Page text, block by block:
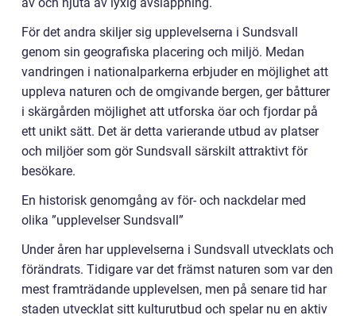
För det andra skiljer sig upplevelserna i Sundsvall
genom sin geografiska placering och miljö. Medan
vandringen i nationalparkerna erbjuder en möjlighet att
uppleva naturen och de omgivande bergen, ger båtturer
i skärgården möjlighet att utforska öar och fjordar på
ett unikt sätt. Det är detta varierande utbud av platser
och miljöer som gör Sundsvall särskilt attraktivt för
besökare.
En historisk genomgång av för- och nackdelar med
olika ”upplevelser Sundsvall”
Under åren har upplevelserna i Sundsvall utvecklats och
förändrats. Tidigare var det främst naturen som var den
mest framträdande upplevelsen, men på senare tid har
staden utvecklat sitt kulturutbud och spelar nu en aktiv